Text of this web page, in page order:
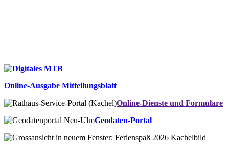
Online-Ausgabe Mitteilungsblatt
Online-Dienste und Formulare
Geodaten-Portal